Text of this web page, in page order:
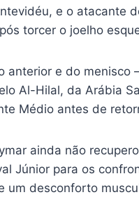
e o atacante
torcer o joelho
anterior e do
Al-Hilal, da Arábia
Médio antes de
ainda não
Júnior para os
um desconforto